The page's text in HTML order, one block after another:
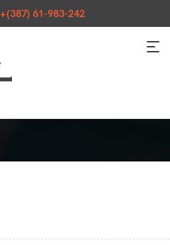
+(387) 61-983-242